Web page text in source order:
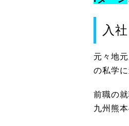
入
元々地
の私学
前職の
九州熊